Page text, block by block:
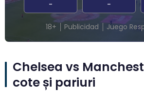
- -
18+ Publicidad Juego
Chelsea vs
cote și pariuri